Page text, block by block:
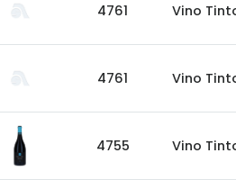
4761 Vino
4761 Vino
4755 Vino